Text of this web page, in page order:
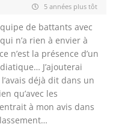
5 années plus tôt
de battants avec
n’a rien à envier à
n’est la présence d’un
J’ajouterai
déjà dit dans un
qu’avec les
à mon avis dans